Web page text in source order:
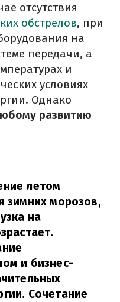
отсутствия
обстрелов, при
на
передачи, а
и
условиях
Однако
развитию
летом
зимних морозов,
на
и бизнес-
Сочетание